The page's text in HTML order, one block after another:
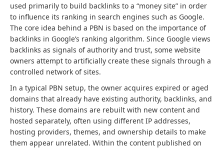
used primarily to build backlinks to a “money site” in order
to influence its ranking in search engines such as Google.
The core idea behind a PBN is based on the importance of
backlinks in Google’s ranking algorithm. Since Google views
backlinks as signals of authority and trust, some website
owners attempt to artificially create these signals through a
controlled network of sites.
In a typical PBN setup, the owner acquires expired or aged
domains that already have existing authority, backlinks, and
history. These domains are rebuilt with new content and
hosted separately, often using different IP addresses,
hosting providers, themes, and ownership details to make
them appear unrelated. Within the content published on